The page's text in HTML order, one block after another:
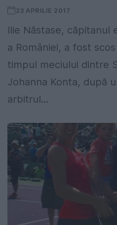
23 APRILIE 2017
Ilie Năstase, căpitanul
a României, a fost
timpul meciului dintre
Johanna Konta, după
arbitrul...